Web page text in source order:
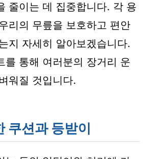
줄이는 데 집중합니다. 각 용
리의 무릎을 보호하고 편안
지 자세히 알아보겠습니다.
를 통해 여러분의 장거리 운
워질 것입니다.
쿠션과 등받이